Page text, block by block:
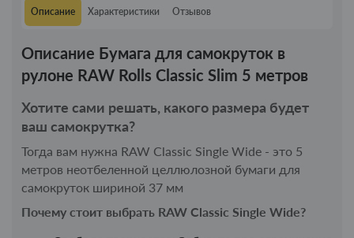
Описание Характеристики Отзывов
Описание Бумага для самокруток в
рулоне RAW Rolls Classic Slim 5 метров
Хотите сами решать, какого размера будет
ваш самокрутка?
Тогда вам нужна RAW Classic Single Wide - это 5
метров неотбеленной целлюлозной бумаги для
самокруток шириной 37 мм
Почему стоит выбрать RAW Classic Single Wide?